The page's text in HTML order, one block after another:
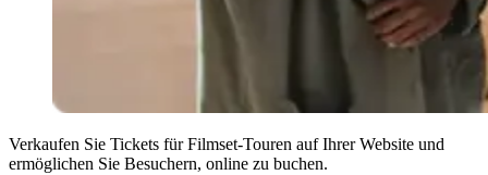
Verkaufen Sie Tickets für Filmset-Touren auf Ihrer Website und
ermöglichen Sie Besuchern, online zu buchen.